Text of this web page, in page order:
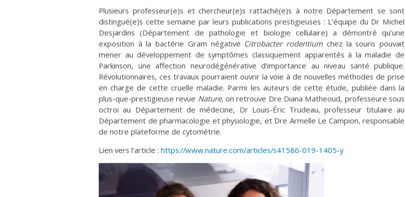
Plusieurs professeur(e)s et chercheur(e)s rattaché(e)s à notre Département se sont
distingué(e)s cette semaine par leurs publications prestigieuses : L’équipe du Dr Michel
Desjardins (Département de pathologie et biologie cellulaire) a démontré qu’une
exposition à la bactérie Gram négative Citrobacter rodentium chez la souris pouvait
mener au développement de symptômes classiquement apparentés à la maladie de
Parkinson, une affection neurodégénérative d’importance au niveau santé publique.
Révolutionnaires, ces travaux pourraient ouvrir la voie à de nouvelles méthodes de prise
en charge de cette cruelle maladie. Parmi les auteurs de cette étude, publiée dans la
plus-que-prestigieuse revue Nature, on retrouve Dre Diana Matheoud, professeure sous
octroi au Département de médecine, Dr Louis-Éric Trudeau, professeur titulaire au
Département de pharmacologie et physiologie, et Dre Armelle Le Campion, responsable
de notre plateforme de cytométrie.
Lien vers l’article : https://www.nature.com/articles/s41586-019-1405-y